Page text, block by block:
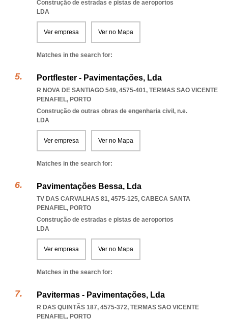
Construção de estradas e pistas de aeroportos
LDA
Ver empresa Ver no Mapa
Matches in the search for:
Portflester - Pavimentações, Lda
R NOVA DE SANTIAGO 549, 4575-401, TERMAS SAO VICENTE
PENAFIEL, PORTO
Construção de outras obras de engenharia civil, n.e.
LDA
Ver empresa Ver no Mapa
Matches in the search for:
Pavimentações Bessa, Lda
TV DAS CARVALHAS 81, 4575-125, CABECA SANTA
PENAFIEL, PORTO
Construção de estradas e pistas de aeroportos
LDA
Ver empresa Ver no Mapa
Matches in the search for:
Pavitermas - Pavimentações, Lda
R DAS QUINTÃS 187, 4575-372, TERMAS SAO VICENTE
PENAFIEL, PORTO